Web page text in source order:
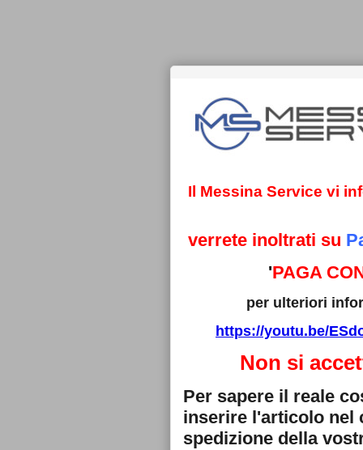
Il Messina Service vi
verrete inoltrati su
'PAGA
per ulteriori
https://youtu.be/
Non si
Per sapere il reale
inserire l'articolo
spedizione della